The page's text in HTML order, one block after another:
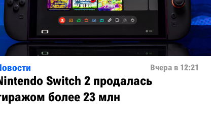
Вчера в 12:21
Switch 2 продалась
более 23 млн